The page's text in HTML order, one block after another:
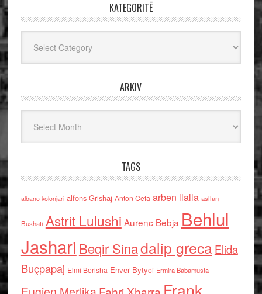
KATEGORITË
ARKIV
TAGS
albano kolonjari alfons Grishaj Anton Cefa arben llalla asllan
Bushati Astrit Lulushi Aurenc Bebja Behlul
Jashari Beqir Sinadalip grecaElida
Buçpapaj Elmi Berisha Enver Bytyci Ermira Babamusta